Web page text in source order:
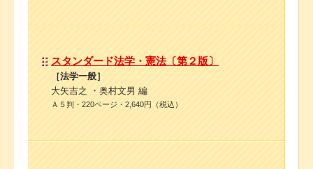
スタンダード法学・憲法〔第２版〕
［法学一般］
大矢吉之 ・奥村文男 編
Ａ５判・220ページ・2,640円（税込）